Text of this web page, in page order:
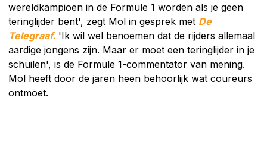
wereldkampioen in de Formule 1 worden als je geen
teringlijder bent', zegt Mol in gesprek met De
Telegraaf. 'Ik wil wel benoemen dat de rijders allemaal
aardige jongens zijn. Maar er moet een teringlijder in je
schuilen', is de Formule 1-commentator van mening.
Mol heeft door de jaren heen behoorlijk wat coureurs
ontmoet.